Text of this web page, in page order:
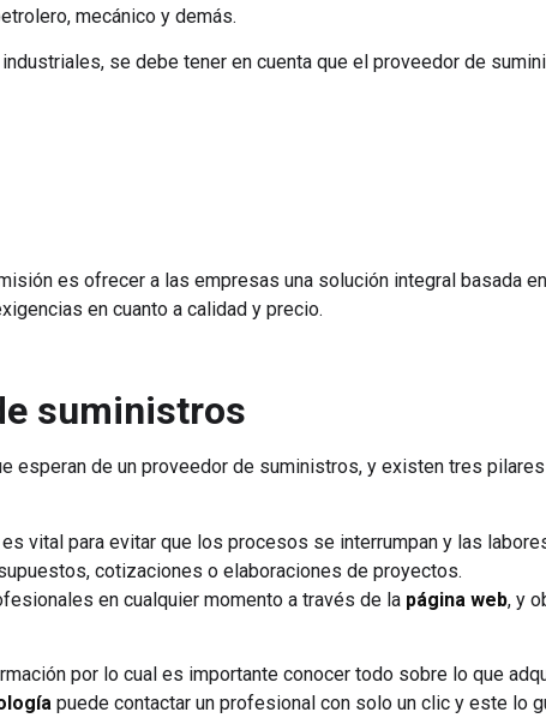
mecánico y demás.
se debe tener en cuenta que el proveedor de
es ofrecer a las empresas una solución integral basada
en cuanto a calidad y precio.
suministros
esperan de un proveedor de suministros, y existen tres
vital para evitar que los procesos se interrumpan y las
cotizaciones o elaboraciones de proyectos.
en cualquier momento a través de la página web, y
por lo cual es importante conocer todo sobre lo que
puede contactar un profesional con solo un clic y este lo